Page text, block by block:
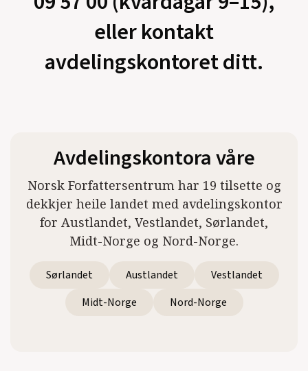
eller kontakt
avdelingskontoret ditt.
Avdelingskontora våre
Norsk Forfattersentrum har 19 tilsette og
dekkjer heile landet med avdelingskontor
for Austlandet, Vestlandet, Sørlandet,
Midt-Norge og Nord-Norge.
Sørlandet Austlandet
Vestlandet
Midt-Norge
Nord-Norge